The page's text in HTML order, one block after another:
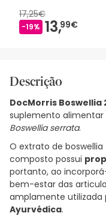
17,25€
-19% 13,99€
Descrição
DocMorris
suplemento
Boswellia serrata.
O extrato de
composto possui
portanto, ao
bem-estar das
amplamente utilizada
Ayurvédica.